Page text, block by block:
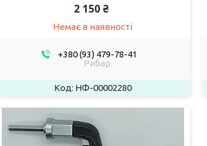
2 150 ₴
Немає в наявності
+380 (93) 479-78-41
Рибар
НФ-00002280